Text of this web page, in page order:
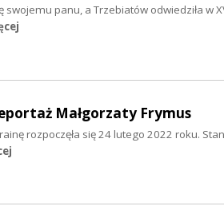
swojemu panu, a Trzebiatów odwiedziła w
Małgorzaty Frymus
rozpoczęła się 24 lutego 2022 roku.